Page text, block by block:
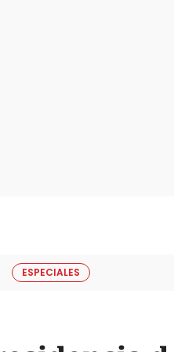
ESPECIALES